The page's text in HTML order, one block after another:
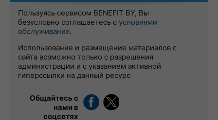
Пользуясь сервисом BENEFIT BY, Вы
безусловно соглашаетесь с условиями
обслуживания.
Использование и размещение материалов с
сайта возможно только с разрешения
администрации и с указанием активной
гиперссылки на данный ресурс
Общайтесь с
нами в
соцсетях